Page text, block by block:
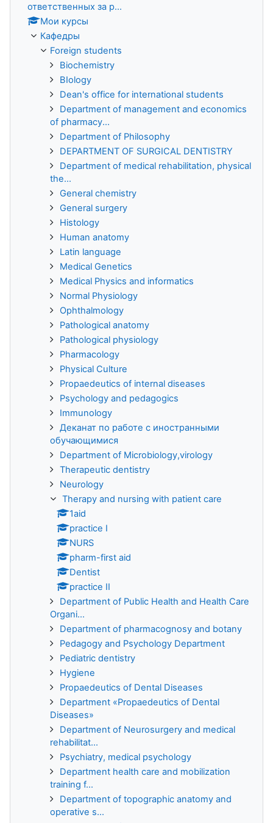
ответственных за р...
Мои курсы
Кафедры
Foreign students
Biochemistry
BIology
Dean's office for international students
Department of management and economics
of pharmacy...
Department of Philosophy
DEPARTMENT OF SURGICAL DENTISTRY
Department of medical rehabilitation, physical
the...
General chemistry
General surgery
Histology
Human anatomy
Latin language
Medical Genetics
Medical Physics and informatics
Normal Physiology
Ophthalmology
Pathological anatomy
Pathological physiology
Pharmacology
Physical Culture
Propaedeutics of internal diseases
Psychology and pedagogics
Immunology
Деканат по работе с иностранными
обучающимися
Department of Microbiology,virology
Therapeutic dentistry
Neurology
Therapy and nursing with patient care
1aid
practice I
NURS
pharm-first aid
Dentist
practice II
Department of Public Health and Health Care
Organi...
Department of pharmacognosy and botany
Pedagogy and Psychology Department
Pediatric dentistry
Hygiene
Propaedeutics of Dental Diseases
Department «Propaedeutics of Dental
Diseases»
Department of Neurosurgery and medical
rehabilitat...
Psychiatry, medical psychology
Department health care and mobilization
training f...
Department of topographic anatomy and
operative s...